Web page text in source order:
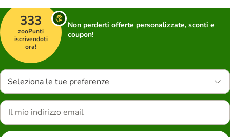
333
zooPunti
iscrivendoti
ora!
Non perderti offerte personalizzate, sconti e
coupon!
Seleziona le tue preferenze